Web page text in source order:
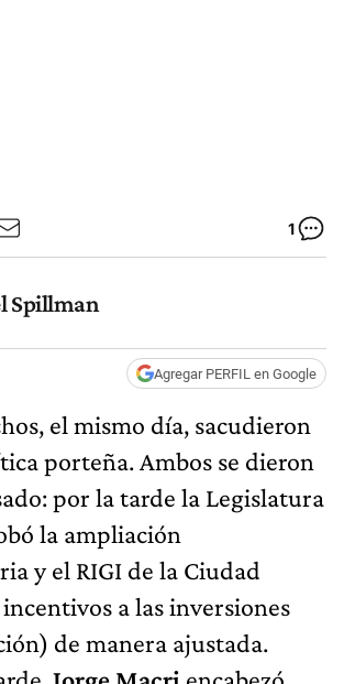
1
Spillman
Agregar PERFIL en Google
el mismo día, sacudieron
porteña. Ambos se dieron
por la tarde la Legislatura
la ampliación
y el RIGI de la Ciudad
a las inversiones
de manera ajustada.